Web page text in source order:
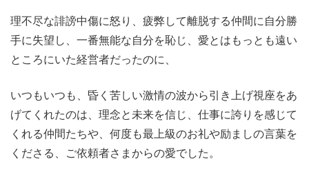
理不尽な誹謗中傷に怒り、疲弊して離脱する仲間に自分勝
手に失望し、一番無能な自分を恥じ、愛とはもっとも遠い
ところにいた経営者だったのに、
いつもいつも、昏く苦しい激情の波から引き上げ視座をあ
げてくれたのは、理念と未来を信じ、仕事に誇りを感じて
くれる仲間たちや、何度も最上級のお礼や励ましの言葉を
くださる、ご依頼者さまからの愛でした。